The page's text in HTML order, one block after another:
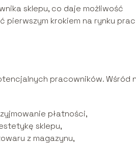
sklepu, co daje możliwość
pierwszym krokiem na rynku
pracowników. Wśród
płatności,
sklepu,
z magazynu,